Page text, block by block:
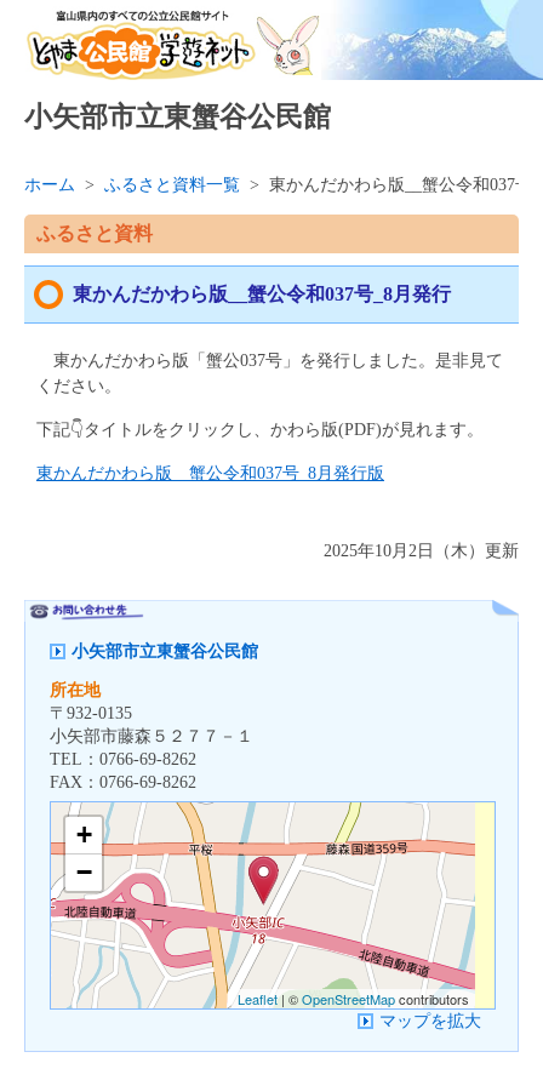
小矢部市立東蟹谷公民館
ホーム > ふるさと資料一覧 > 東かんだかわら版__蟹公令和037号
ふるさと資料
東かんだかわら版__蟹公令和037号_8月発行
東かんだかわら版「蟹公037号」を発行しました。是非見て
ください。
下記👇タイトルをクリックし、かわら版(PDF)が見れます。
東かんだかわら版__蟹公令和037号_8月発行版
2025年10月2日（木）更新
小矢部市立東蟹谷公民館
所在地
〒 932-0135
小矢部市藤森５２７７－１
TEL： 0766-69-8262
FAX： 0766-69-8262
+
−
Leaflet | ©OpenStreetMapcontributors
マップを拡大